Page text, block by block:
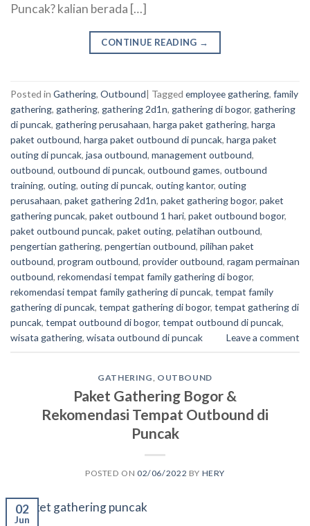
Puncak? kalian berada […]
CONTINUE READING →
Posted in Gathering, Outbound| Tagged employee gathering, family
gathering, gathering, gathering 2d1n, gathering di bogor, gathering
di puncak, gathering perusahaan, harga paket gathering, harga
paket outbound, harga paket outbound di puncak, harga paket
outing di puncak, jasa outbound, management outbound,
outbound, outbound di puncak, outbound games, outbound
training, outing, outing di puncak, outing kantor, outing
perusahaan, paket gathering 2d1n, paket gathering bogor, paket
gathering puncak, paket outbound 1 hari, paket outbound bogor,
paket outbound puncak, paket outing, pelatihan outbound,
pengertian gathering, pengertian outbound, pilihan paket
outbound, program outbound, provider outbound, ragam permainan
outbound, rekomendasi tempat family gathering di bogor,
rekomendasi tempat family gathering di puncak, tempat family
gathering di puncak, tempat gathering di bogor, tempat gathering di
puncak, tempat outbound di bogor, tempat outbound di puncak,
wisata gathering, wisata outbound di puncak Leave a comment
GATHERING OUTBOUND
Paket Gathering Bogor &
Rekomendasi Tempat Outbound di
Puncak
POSTED ON02/06/2022 BY HERY
02
Jun